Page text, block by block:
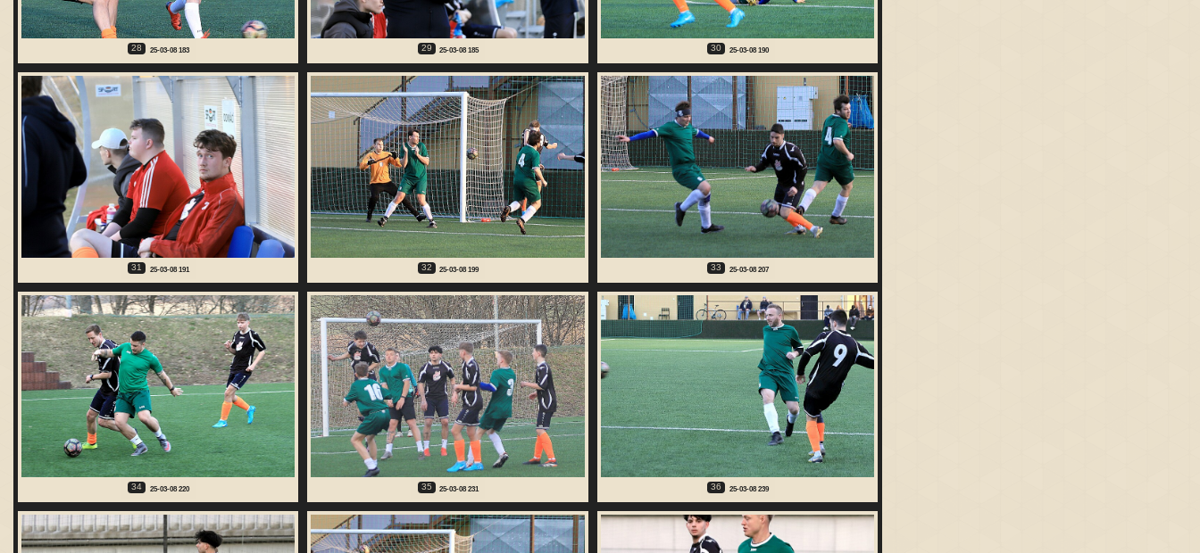
28 25-03-08 183 29 25-03-08 185 30 25-03-08 190
31 25-03-08 191 32 25-03-08 199 33 25-03-08 207
34 25-03-08 220 35 25-03-08 231 36 25-03-08 239